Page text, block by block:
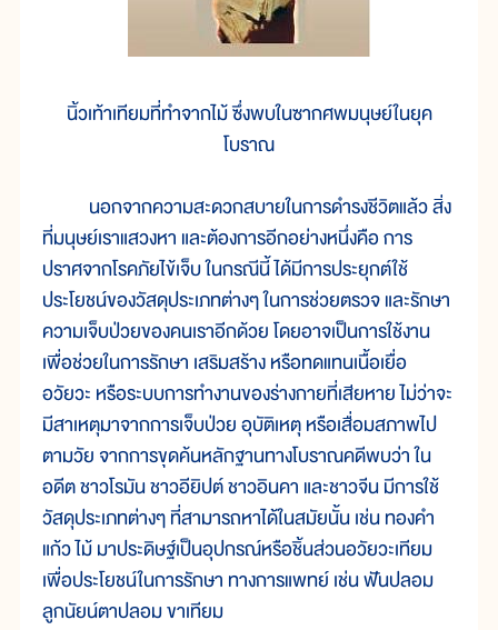
นิ้วเท้าเทียมที่ทำจากไม้ ซึ่งพบในซากศพมนุษย์ในยุค
โบราณ
นอกจากความสะดวกสบายในการดำรงชีวิตแล้ว สิ่ง
ที่มนุษย์เราแสวงหา และต้องการอีกอย่างหนึ่งคือ การ
ปราศจากโรคภัยไข้เจ็บ ในกรณีนี้ ได้มีการประยุกต์ใช้
ประโยชน์ของวัสดุประเภทต่างๆ ในการช่วยตรวจ และรักษา
ความเจ็บป่วยของคนเราอีกด้วย โดยอาจเป็นการใช้งาน
เพื่อช่วยในการรักษา เสริมสร้าง หรือทดแทนเนื้อเยื่อ
อวัยวะ หรือระบบการทำงานของร่างกายที่เสียหาย ไม่ว่าจะ
มีสาเหตุมาจากการเจ็บป่วย อุบัติเหตุ หรือเสื่อมสภาพไป
ตามวัย จากการขุดค้นหลักฐานทางโบราณคดีพบว่า ใน
อดีต ชาวโรมัน ชาวอียิปต์ ชาวอินคา และชาวจีน มีการใช้
วัสดุประเภทต่างๆ ที่สามารถหาได้ในสมัยนั้น เช่น ทองคำ
แก้ว ไม้ มาประดิษฐ์เป็นอุปกรณ์หรือชิ้นส่วนอวัยวะเทียม
เพื่อประโยชน์ในการรักษา ทางการแพทย์ เช่น ฟันปลอม
ลูกนัยน์ตาปลอม ขาเทียม